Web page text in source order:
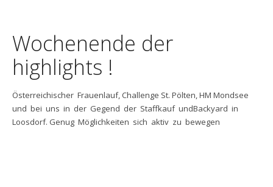
Wochenende der
highlights !
Österreichischer Frauenlauf, Challenge St. Pölten, HM Mondsee
und bei uns in der Gegend der Staffkauf undBackyard in
Loosdorf. Genug Möglichkeiten sich aktiv zu bewegen